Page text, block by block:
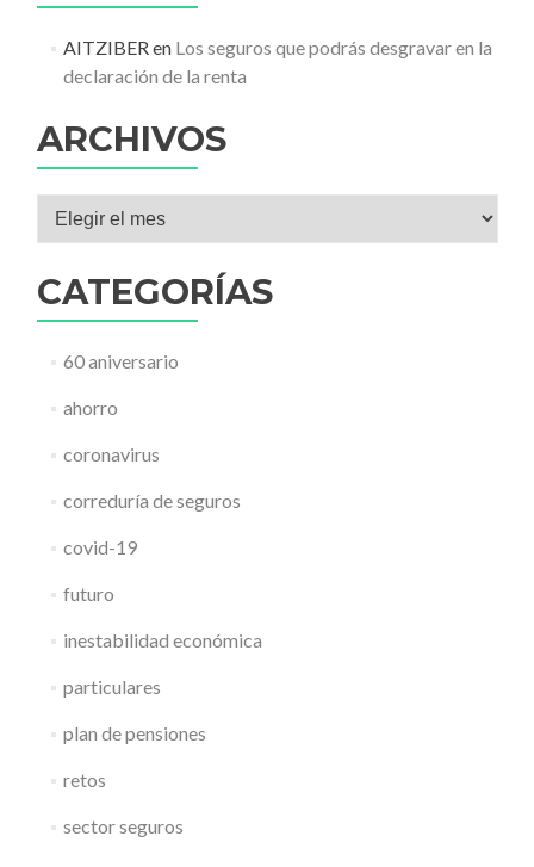
AITZIBER en Los seguros que podrás desgravar en la
declaración de la renta
ARCHIVOS
Archivos
CATEGORÍAS
60 aniversario
ahorro
coronavirus
correduría de seguros
covid-19
futuro
inestabilidad económica
particulares
plan de pensiones
retos
sector seguros